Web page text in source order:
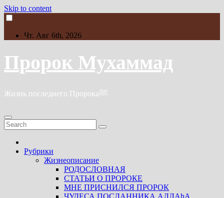
Skip to content
Чт. Авг 6th, 2026
Пророк Мухаммад
Жизнь последнего Пророкаﷺ
Рубрики
Жизнеописание
РОДОСЛОВНАЯ
СТАТЬИ О ПРОРОКЕ
МНЕ ПРИСНИЛСЯ ПРОРОК
ЧУДЕСА ПОСЛАННИКА АЛЛАhА